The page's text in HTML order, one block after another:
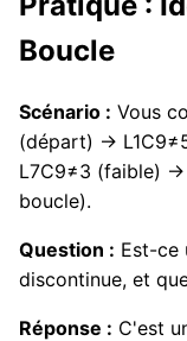
Boucle
Scénario : Vous
(départ) →
L7C9≠3 (faible)
boucle).
Question : Est-ce
discontinue, et
Réponse : C'est